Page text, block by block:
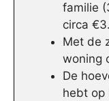
familie
circa
Met de
woning
De
hebt op